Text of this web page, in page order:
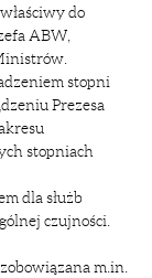
do
ABW,
stopni
Prezesa
stopniach
dla służb
czujności.
m.in.